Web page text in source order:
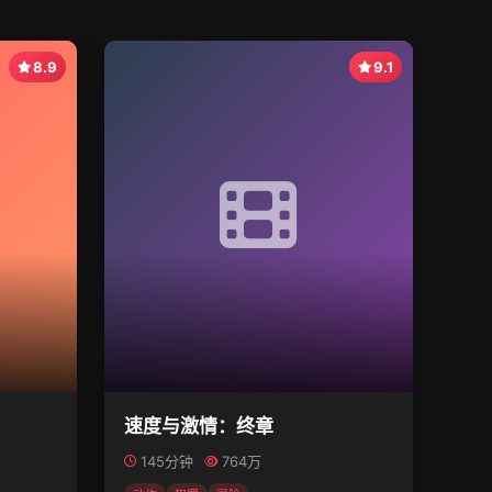
8.9 9.1
速度与激情：终章
145分钟 764万